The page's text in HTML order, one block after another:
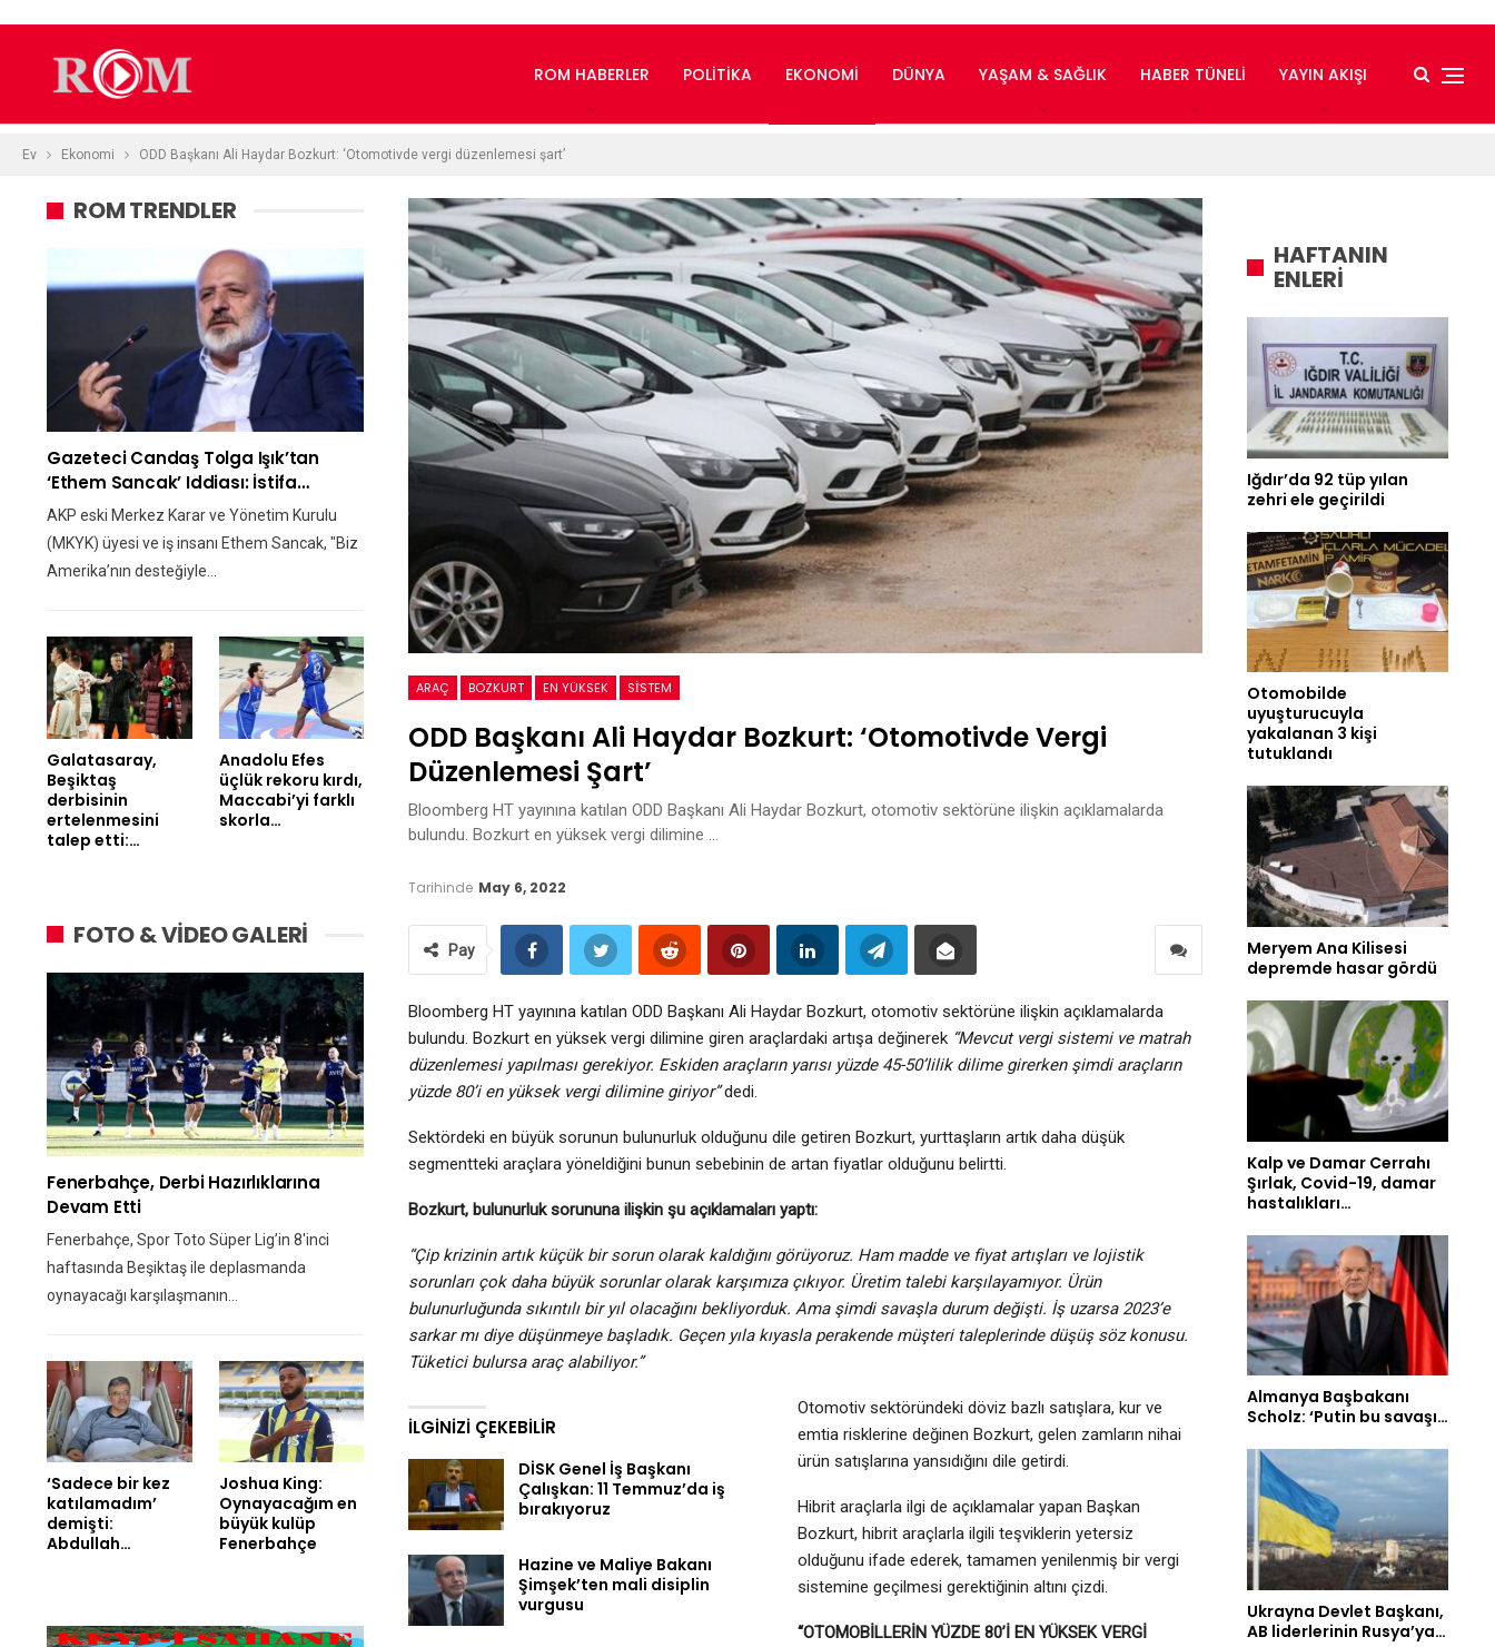
ROM HABERLER POLITIKA EKONOMI DÜNYA YAŞAM & SAĞLIK HABER TÜNELI YAYIN AKIŞI
Ev Ekonomi ODD Başkanı Ali Haydar Bozkurt: ‘Otomotivde vergi düzenlemesi şart’
ARAÇ BOZKURT EN YÜKSEK SİSTEM
ODD Başkanı Ali Haydar Bozkurt: ‘Otomotivde Vergi
Düzenlemesi Şart’
Bloomberg HT yayınına katılan ODD Başkanı Ali Haydar Bozkurt, otomotiv sektörüne ilişkin açıklamalarda
bulundu. Bozkurt en yüksek vergi dilimine …
Tarihinde May 6, 2022
Pay
Bloomberg HT yayınına katılan ODD Başkanı Ali Haydar Bozkurt, otomotiv sektörüne ilişkin açıklamalarda
bulundu. Bozkurt en yüksek vergi dilimine giren araçlardaki artışa değinerek “Mevcut vergi sistemi ve matrah
düzenlemesi yapılması gerekiyor. Eskiden araçların yarısı yüzde 45-50’lilik dilime girerken şimdi araçların
yüzde 80’i en yüksek vergi dilimine giriyor”dedi.
Sektördeki en büyük sorunun bulunurluk olduğunu dile getiren Bozkurt, yurttaşların artık daha düşük
segmentteki araçlara yöneldiğini bunun sebebinin de artan fiyatlar olduğunu belirtti.
Bozkurt, bulunurluk sorununa ilişkin şu açıklamaları yaptı:
“Çip krizinin artık küçük bir sorun olarak kaldığını görüyoruz. Ham madde ve fiyat artışları ve lojistik
sorunları çok daha büyük sorunlar olarak karşımıza çıkıyor. Üretim talebi karşılayamıyor. Ürün
bulunurluğunda sıkıntılı bir yıl olacağını bekliyorduk. Ama şimdi savaşla durum değişti. İş uzarsa 2023’e
sarkar mı diye düşünmeye başladık. Geçen yıla kıyasla perakende müşteri taleplerinde düşüş söz konusu.
Tüketici bulursa araç alabiliyor.”
İLGINIZI ÇEKEBILIR
DİSK Genel İş Başkanı
Çalışkan: 11 Temmuz’da iş
bırakıyoruz
Hazine ve Maliye Bakanı
Şimşek’ten mali disiplin
vurgusu
Otomotiv sektöründeki döviz bazlı satışlara, kur ve
emtia risklerine değinen Bozkurt, gelen zamların nihai
ürün satışlarına yansıdığını dile getirdi.
Hibrit araçlarla ilgi de açıklamalar yapan Başkan
Bozkurt, hibrit araçlarla ilgili teşviklerin yetersiz
olduğunu ifade ederek, tamamen yenilenmiş bir vergi
sistemine geçilmesi gerektiğinin altını çizdi.
“OTOMOBİLLERİN YÜZDE 80’İ EN YÜKSEK VERGİ
ROM TRENDLER
Gazeteci Candaş Tolga Işık’tan
‘Ethem Sancak’ Iddiası: İstifa…
AKP eski Merkez Karar ve Yönetim Kurulu
(MKYK) üyesi ve iş insanı Ethem Sancak, "Biz
Amerika’nın desteğiyle…
Galatasaray,
Beşiktaş
derbisinin
ertelenmesini
talep etti:…
Anadolu Efes
üçlük rekoru kırdı,
Maccabi’yi farklı
skorla…
FOTO & VİDEO GALERİ
Fenerbahçe, Derbi Hazırlıklarına
Devam Etti
Fenerbahçe, Spor Toto Süper Lig’in 8'inci
haftasında Beşiktaş ile deplasmanda
oynayacağı karşılaşmanın…
‘Sadece bir kez
katılamadım’
demişti:
Abdullah…
Joshua King:
Oynayacağım en
büyük kulüp
Fenerbahçe
HAFTANIN
ENLERİ
Iğdır’da 92 tüp yılan
zehri ele geçirildi
Otomobilde
uyuşturucuyla
yakalanan 3 kişi
tutuklandı
Meryem Ana Kilisesi
depremde hasar gördü
Kalp ve Damar Cerrahı
Şırlak, Covid-19, damar
hastalıkları…
Almanya Başbakanı
Scholz: ‘Putin bu savaşı…
Ukrayna Devlet Başkanı,
AB liderlerinin Rusya’ya…